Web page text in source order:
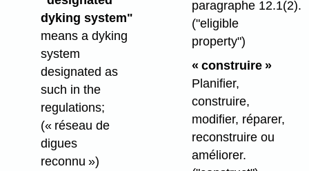
dyking system"
means a dyking
system
designated as
such in the
regulations;
(« réseau de
digues
reconnu »)
paragraphe 12.1(2).
("eligible
property")
« construire »
Planifier,
construire,
modifier, réparer,
reconstruire ou
améliorer.